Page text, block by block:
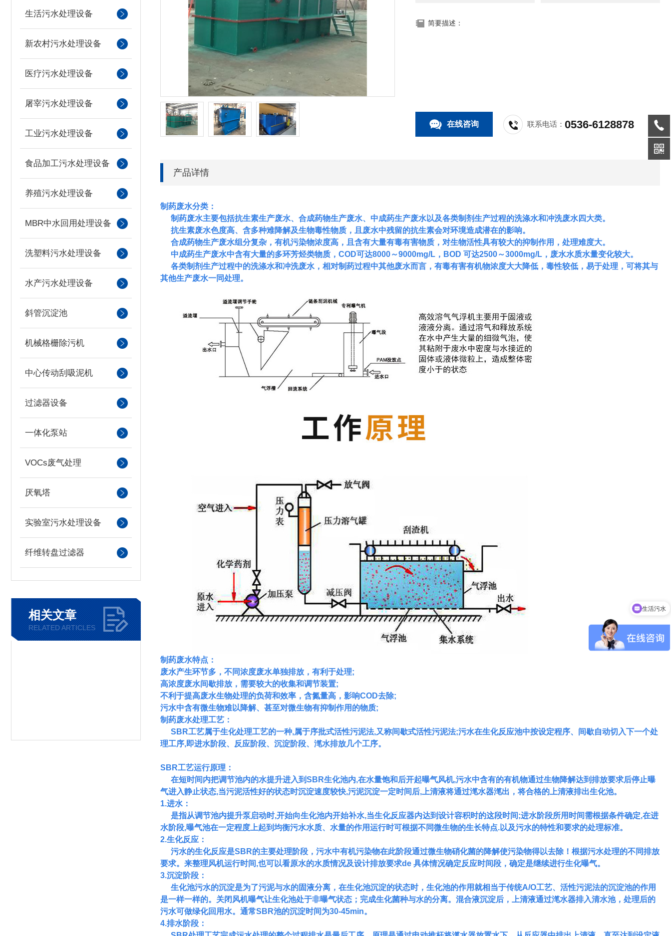
生活污水处理设备
新农村污水处理设备
医疗污水处理设备
屠宰污水处理设备
工业污水处理设备
食品加工污水处理设备
养殖污水处理设备
MBR中水回用处理设备
洗塑料污水处理设备
水产污水处理设备
斜管沉淀池
机械格栅除污机
中心传动刮吸泥机
过滤器设备
一体化泵站
VOCs废气处理
厌氧塔
实验室污水处理设备
纤维转盘过滤器
相关文章
RELATED ARTICLES
简要描述：
在线咨询 联系电话：0536-6128878
产品详情
制药废水分类：
制药废水主要包括抗生素生产废水、合成药物生产废水、中成药生产废水以及各类制剂生产过程的洗涤水和冲洗废水四大类。
抗生素废水色度高、含多种难降解及生物毒性物质，且废水中残留的抗生素会对环境造成潜在的影响。
合成药物生产废水组分复杂，有机污染物浓度高，且含有大量有毒有害物质，对生物活性具有较大的抑制作用，处理难度大。
中成药生产废水中含有大量的多环芳烃类物质， COD可达8000～9000mg/L，BOD 可达2500～3000mg/L，废水水质水量变化较大。
各类制剂生产过程中的洗涤水和冲洗废水，相对制药过程中其他废水而言，有毒有害有机物浓度大大降低，毒性较低，易于处理，可将其与
其他生产废水一同处理。
制药废水特点：
废水产生环节多，不同浓度废水单独排放，有利于处理;
高浓度废水间歇排放，需要较大的收集和调节装置;
不利于提高废水生物处理的负荷和效率，含氮量高，影响COD去除;
污水中含有微生物难以降解、甚至对微生物有抑制作用的物质;
制药废水处理工艺：
SBR工艺属于生化处理工艺的一种,属于序批式活性污泥法,又称间歇式活性污泥法;污水在生化反应池中按设定程序、间歇自动切入下一个处
理工序,即进水阶段、反应阶段、沉淀阶段、滗水排放几个工序。
SBR工艺运行原理 ：
在短时间内把调节池内的水提升进入到SBR生化池内,在水量饱和后开起曝气风机,污水中含有的有机物通过生物降解达到排放要求后停止曝
气进入静止状态,当污泥活性好的状态时沉淀速度较快,污泥沉淀一定时间后,上清液将通过滗水器滗出，将合格的上清液排出生化池。
1.进水 ：
是指从调节池内提升泵启动时,开始向生化池内开始补水,当生化反应器内达到设计容积时的这段时间;进水阶段所用时间需根据条件确定,在进
水阶段,曝气池在一定程度上起到均衡污水水质、水量的作用运行时可根据不同微生物的生长特点.以及污水的特性和要求的处理标准。
2.生化反应：
污水的生化反应是SBR的主要处理阶段，污水中有机污染物在此阶段通过微生物硝化菌的降解使污染物得以去除！根据污水处理的不同排放
要求。来整理风机运行时间,也可以看原水的水质情况及设计排放要求de 具体情况确定反应时间段，确定是继续进行生化曝气。
3.沉淀阶段 ：
生化池污水的沉淀是为了污泥与水的固液分离，在生化池沉淀的状态时，生化池的作用就相当于传统A/O工艺、活性污泥法的沉淀池的作用
是一样一样的。关闭风机曝气让生化池处于非曝气状态；完成生化菌种与水的分离。混合液沉淀后，上清液通过滗水器排入清水池，处理后的
污水可做绿化回用水。通常SBR池的沉淀时间为30-45min。
4.排水阶段：
生活污水